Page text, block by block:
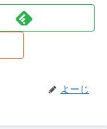
よーじ